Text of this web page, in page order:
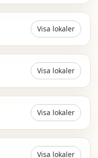
Visa lokaler
Visa lokaler
Visa lokaler
Visa lokaler